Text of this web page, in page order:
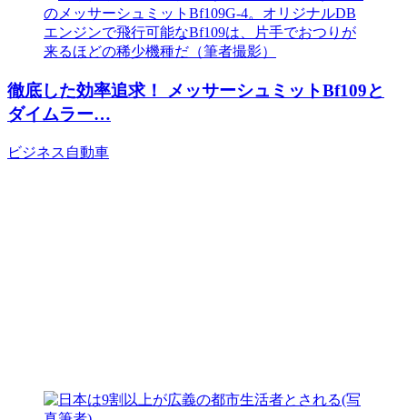
徹底した効率追求！ メッサーシュミットBf109と
ダイムラー…
ビジネス 自動車